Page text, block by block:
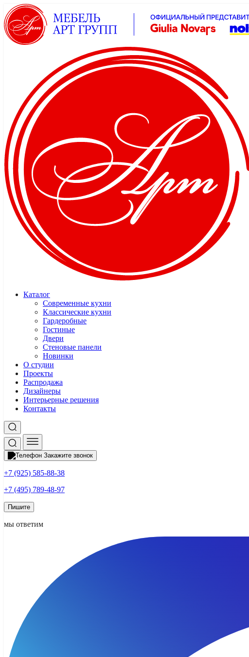
Каталог
Современные кухни
Классические кухни
Гардеробные
Гостиные
Двери
Стеновые панели
Новинки
О студии
Проекты
Распродажа
Дизайнеры
Интерьерные решения
Контакты
Закажите звонок
+7 (925) 585-88-38
+7 (495) 789-48-97
Пишите
мы ответим